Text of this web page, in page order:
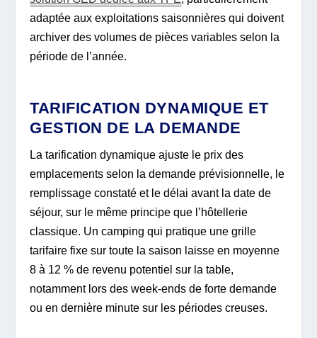
adaptée aux exploitations saisonnières qui doivent
archiver des volumes de pièces variables selon la
période de l’année.
TARIFICATION DYNAMIQUE ET
GESTION DE LA DEMANDE
La tarification dynamique ajuste le prix des
emplacements selon la demande prévisionnelle, le
remplissage constaté et le délai avant la date de
séjour, sur le même principe que l’hôtellerie
classique. Un camping qui pratique une grille
tarifaire fixe sur toute la saison laisse en moyenne
8 à 12 % de revenu potentiel sur la table,
notamment lors des week-ends de forte demande
ou en dernière minute sur les périodes creuses.